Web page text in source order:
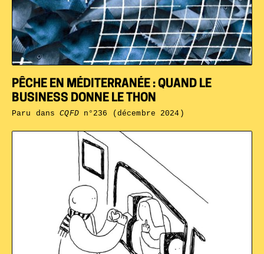
PÊCHE EN MÉDITERRANÉE : QUAND LE
BUSINESS DONNE LE THON
Paru dansCQFDn°236 (décembre 2024)